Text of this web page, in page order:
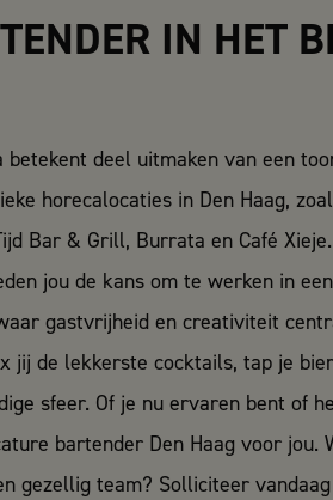
IN HET
betekent deel uitmaken van een
horecalocaties in Den Haag,
Bar & Grill, Burrata en Café
jou de kans om te werken in
gastvrijheid en creativiteit
jij de lekkerste cocktails, tap je
sfeer. Of je nu ervaren bent of
bartender Den Haag voor jou.
gezellig team? Solliciteer